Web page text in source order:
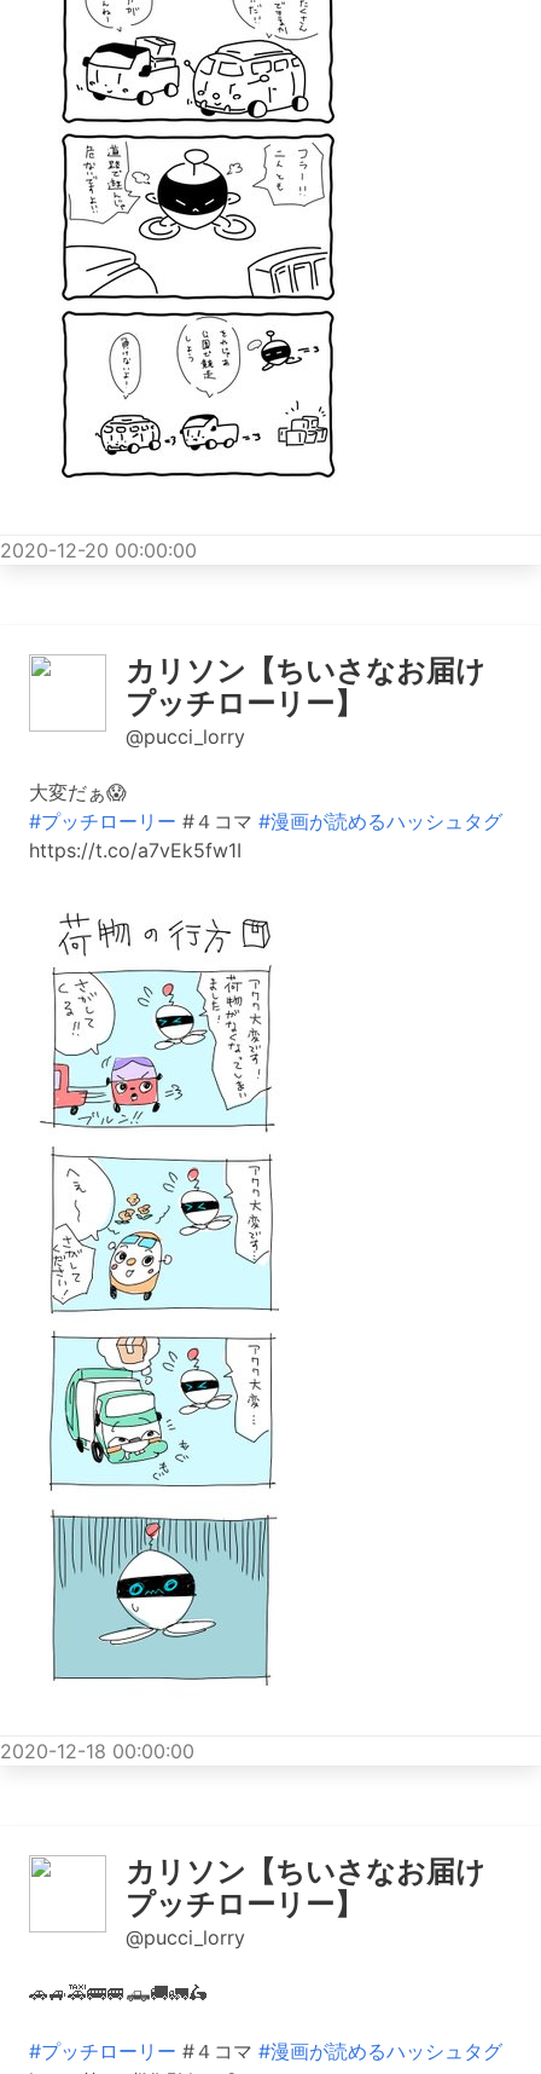
2020-12-20 00:00:00
カリソン【ちいさなお届け
プッチローリー】
@pucci_lorry
大変だぁ😱
#プッチローリー #４コマ #漫画が読めるハッシュタグ
https://t.co/a7vEk5fw1I
2020-12-18 00:00:00
カリソン【ちいさなお届け
プッチローリー】
@pucci_lorry
🚗🚙🚕🚌🚐🛻🚚🚛🛵
#プッチローリー #４コマ #漫画が読めるハッシュタグ